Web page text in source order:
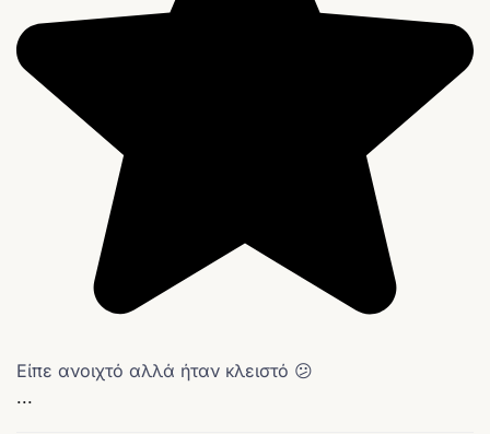
Είπε ανοιχτό αλλά ήταν κλειστό 😕
...